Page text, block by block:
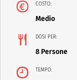
COSTO:
Medio
DOSI PER:
8 Persone
TEMPO: